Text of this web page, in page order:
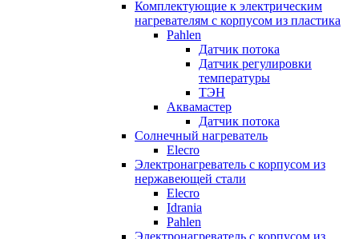
Комплектующие к электрическим
нагревателям с корпусом из пластика
Pahlen
Датчик потока
Датчик регулировки
температуры
ТЭН
Аквамастер
Датчик потока
Солнечный нагреватель
Elecro
Электронагреватель с корпусом из
нержавеющей стали
Elecro
Idrania
Pahlen
Электронагреватель с корпусом из